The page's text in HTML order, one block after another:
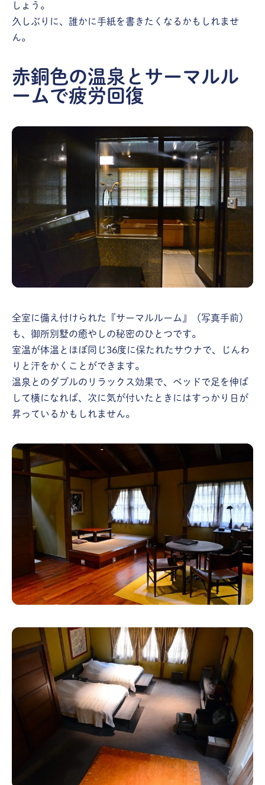
しょう。
久しぶりに、誰かに手紙を書きたくなるかもしれませ
ん。
赤銅色の温泉とサーマルル
ームで疲労回復
全室に備え付けられた『サーマルルーム』（写真手前）
も、御所別墅の癒やしの秘密のひとつです。
室温が体温とほぼ同じ36度に保たれたサウナで、じんわ
りと汗をかくことができます。
温泉とのダブルのリラックス効果で、ベッドで足を伸ば
して横になれば、次に気が付いたときにはすっかり日が
昇っているかもしれません。